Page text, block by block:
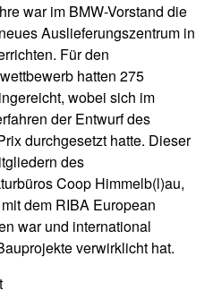
war im BMW-Vorstand die
Auslieferungszentrum in
Für den
hatten 275
wobei sich im
der Entwurf des
durchgesetzt hatte. Dieser
des
Coop Himmelb(l)au,
dem RIBA European
war und international
verwirklicht hat.